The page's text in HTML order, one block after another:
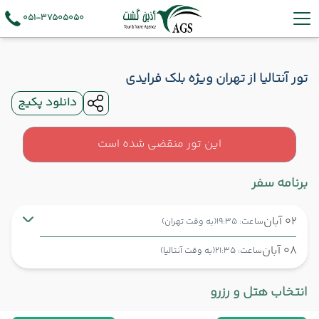
051-37505050
تور آنتالیا از تهران ویژه بلک فرایدی
دانلود پکیج
این تور منقضی شده است
برنامه سفر
02 آبان ساعت: 19:35 (به وقت تهران)
08 آبان ساعت: 21:35 (به وقت آنتالیا)
شروع سفر تهران ,
انتخاب هتل و رزرو